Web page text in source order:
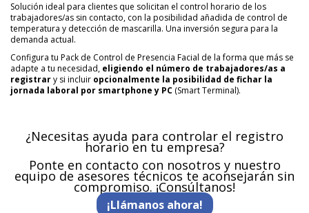
Solución ideal para clientes que solicitan el control horario de los
trabajadores/as sin contacto, con la posibilidad añadida de control de
temperatura y detección de mascarilla. Una inversión segura para la
demanda actual.
Configura tu Pack de Control de Presencia Facial de la forma que más se
adapte a tu necesidad, eligiendo el número de trabajadores/as a
registrary si incluir opcionalmente la posibilidad de fichar la
jornada laboral por smartphone y PC (Smart Terminal).
¿Necesitas ayuda para controlar el registro
horario en tu empresa?
Ponte en contacto con nosotros y nuestro
equipo de asesores técnicos te aconsejarán sin
compromiso. ¡Consúltanos!
¡Llámanos ahora!